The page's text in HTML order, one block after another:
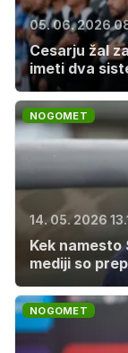
05. 06. 2026
Cesarju žal
imeti dva
NOGOMET
14. 05. 2026
Kek namesto
mediji so
NOGOMET